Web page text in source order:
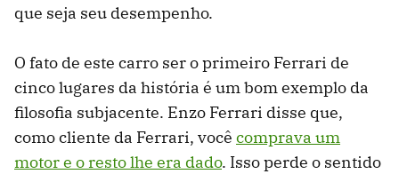
que seja seu desempenho.
O fato de este carro ser o primeiro Ferrari de
cinco lugares da história é um bom exemplo da
filosofia subjacente. Enzo Ferrari disse que,
como cliente da Ferrari, você comprava um
motor e o resto lhe era dado. Isso perde o sentido